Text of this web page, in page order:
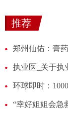
推荐
执业医_关于执